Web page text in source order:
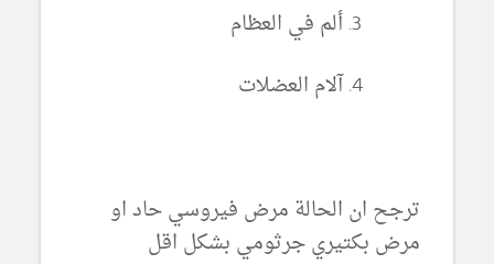
ألم في العظام
آلام العضلات
ترجح ان الحالة مرض فيروسي حاد او
مرض بكتيري جرثومي بشكل اقل